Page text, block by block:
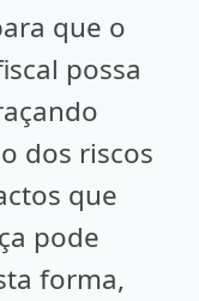
que o
possa
dos riscos
que
pode
forma,